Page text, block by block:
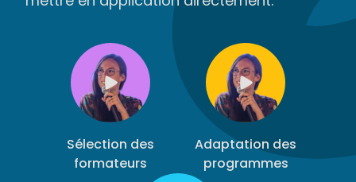
Sélection des
formateurs
Adaptation des
programmes